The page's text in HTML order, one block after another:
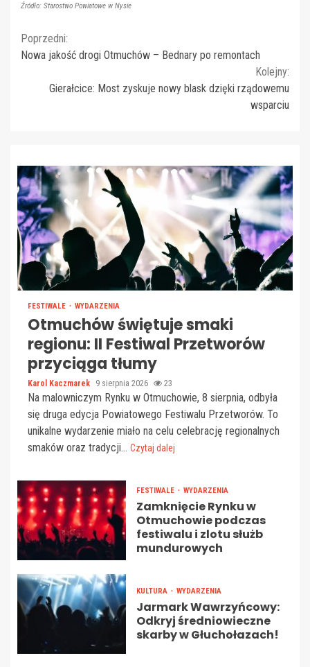
Źródło: Starostwo Powiatowe w Nysie
Continue
Reading
Poprzedni:
Nowa jakość drogi Otmuchów – Bednary po remontach
Kolejny:
Gierałcice: Most zyskuje nowy blask dzięki rządowemu
wsparciu
FESTIWALE WYDARZENIA
Otmuchów świętuje smaki
regionu: II Festiwal Przetworów
przyciąga tłumy
Karol Kaczmarek 9 sierpnia 2026 23
Na malowniczym Rynku w Otmuchowie, 8 sierpnia, odbyła
się druga edycja Powiatowego Festiwalu Przetworów. To
unikalne wydarzenie miało na celu celebrację regionalnych
smaków oraz tradycji... Czytaj dalej
FESTIWALE WYDARZENIA
Zamknięcie Rynku w
Otmuchowie podczas
festiwalu i zlotu służb
mundurowych
KULTURA WYDARZENIA
Jarmark Wawrzyńcowy:
Odkryj średniowieczne
skarby w Głuchołazach!